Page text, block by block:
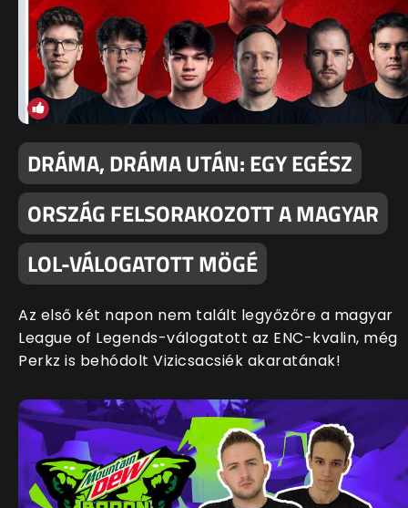
DRÁMA, DRÁMA UTÁN: EGY EGÉSZ
ORSZÁG FELSORAKOZOTT A MAGYAR
LOL-VÁLOGATOTT MÖGÉ
Az első két napon nem talált legyőzőre a magyar
League of Legends-válogatott az ENC-kvalin, még
Perkz is behódolt Vizicsacsiék akaratának!